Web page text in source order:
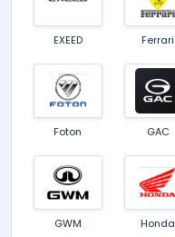
EXEED Ferrari
Foton GAC
GWM Honda